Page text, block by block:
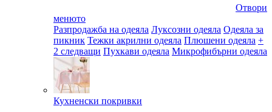
Отвори
менюто
Разпродажба на одеяла Луксозни одеяла Одеяла за
пикник Тежки акрилни одеяла Плюшени одеяла +
2 следващи Пухкави одеяла Микрофибърни одеяла
Кухненски покривки